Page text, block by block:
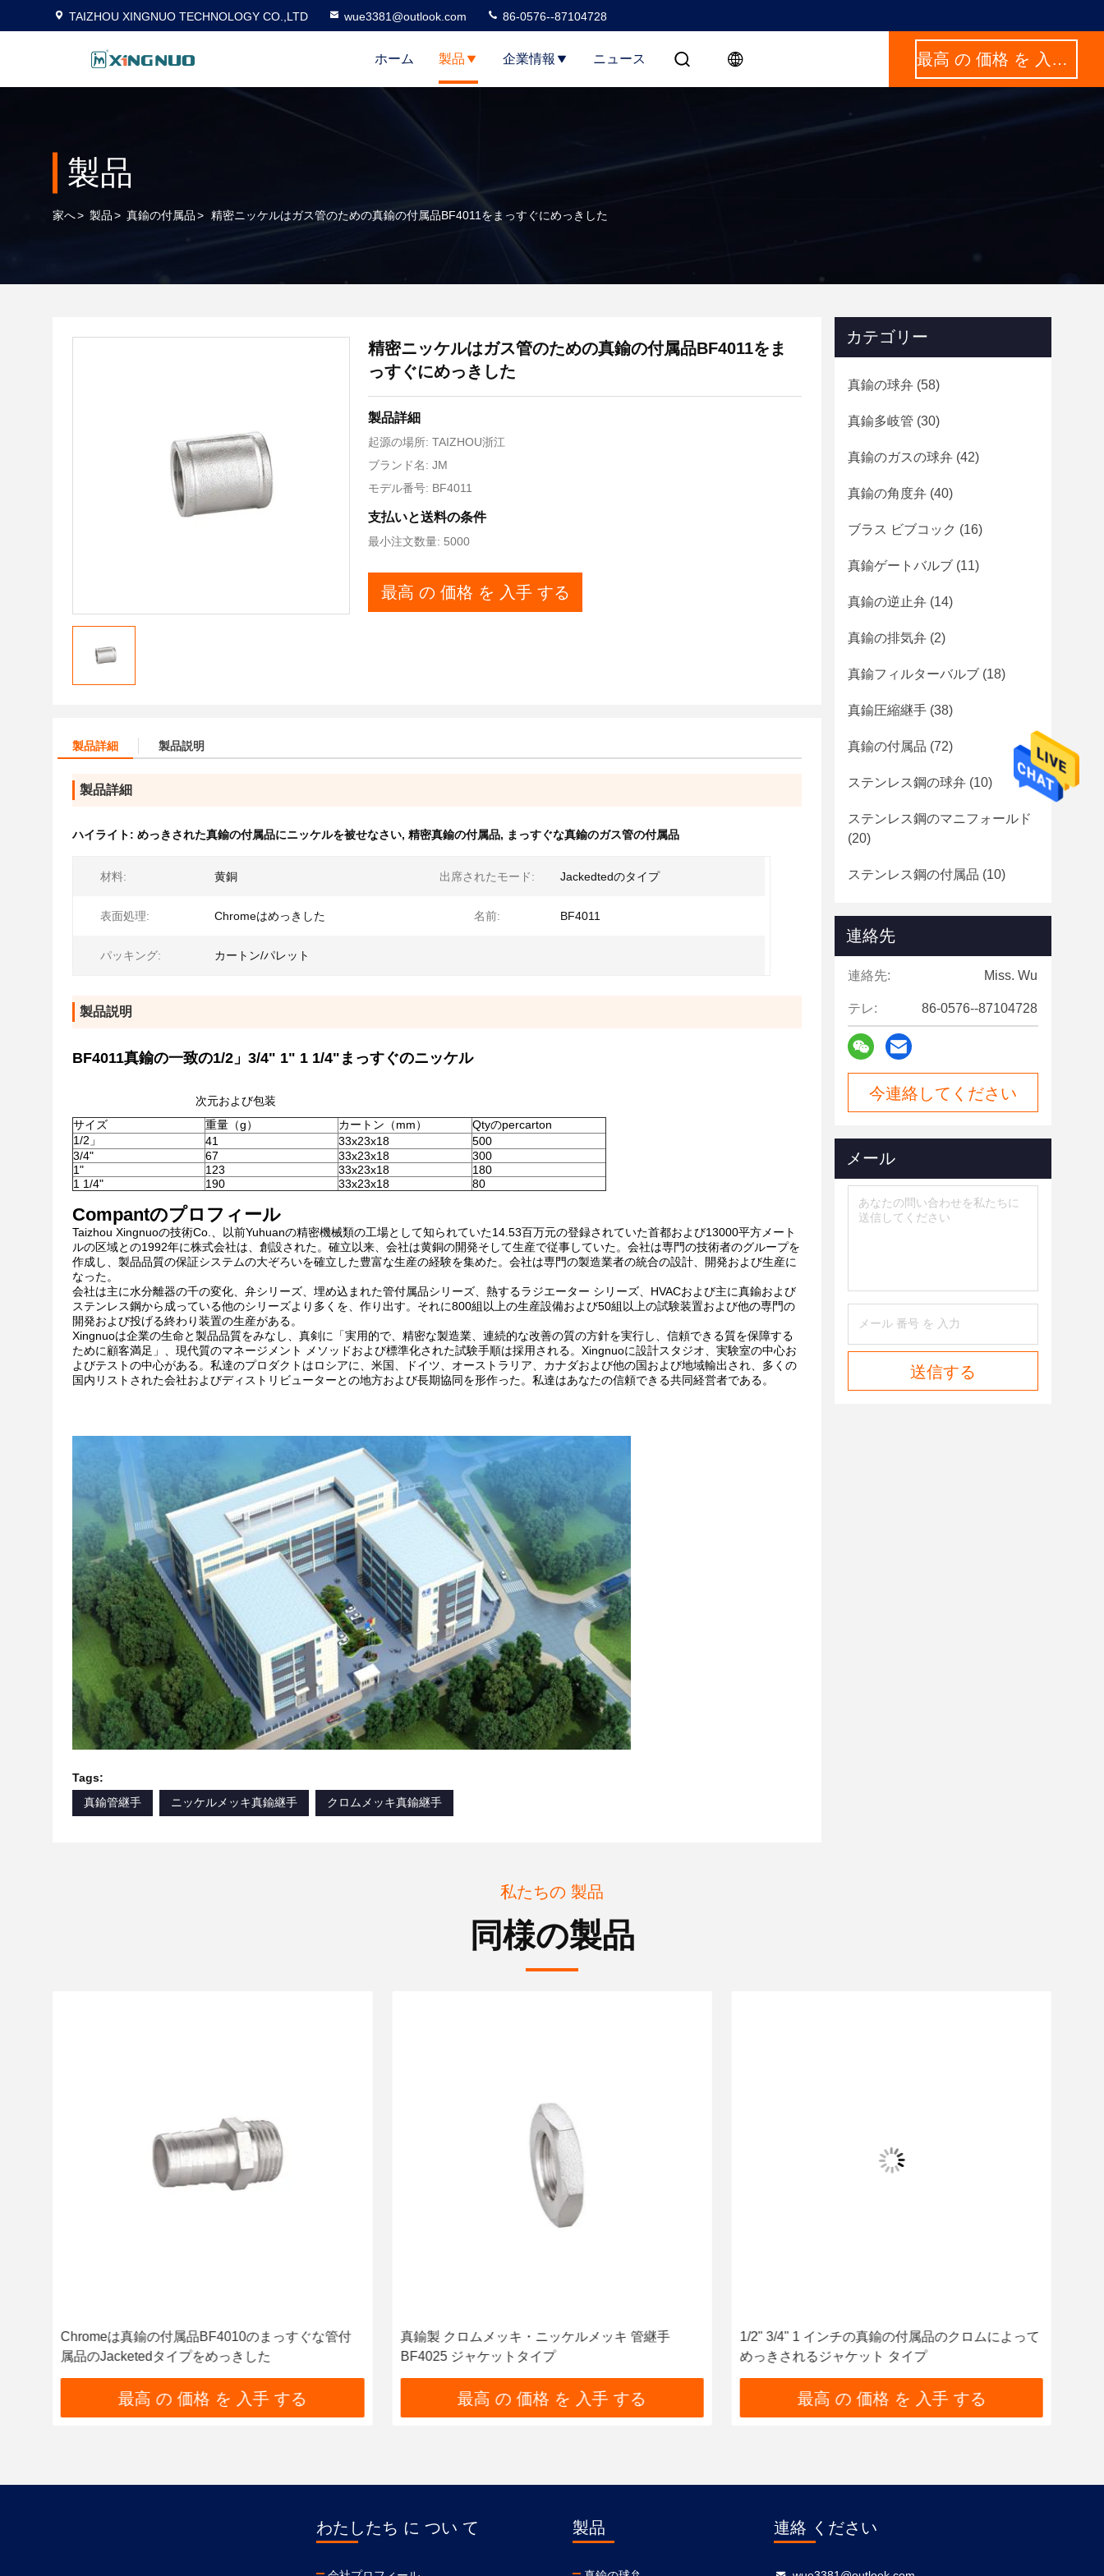
TAIZHOU XINGNUO TECHNOLOGY CO.,LTD wue3381@outlook.com 86-0576--87104728
ホーム 製品 企業情報 ニュース 最高 の 価格 を 入手 する
製品
家へ> 製品> 真鍮の付属品> 精密ニッケルはガス管のための真鍮の付属品BF4011をまっすぐにめっきした
精密ニッケルはガス管のための真鍮の付属品BF4011をま
っすぐにめっきした
製品詳細
起源の場所: TAIZHOU浙江
ブランド名: JM
モデル番号: BF4011
支払いと送料の条件
最小注文数量: 5000
最高 の 価格 を 入手 する
製品詳細 製品説明
製品詳細
ハイライト: めっきされた真鍮の付属品にニッケルを被せなさい, 精密真鍮の付属品, まっすぐな真鍮のガス管の付属品
材料: 黄銅 出席されたモード: Jackedtedのタイプ
表面処理: Chromeはめっきした 名前: BF4011
パッキング: カートン/パレット
製品説明
BF4011真鍮の一致の1/2」3/4" 1" 1 1/4"まっすぐのニッケル
次元および包装
サイズ
重量（g） カートン（mm）
Qtyのpercarton
1/2」
41 33x23x18
500
3/4"
67 33x23x18
300
1"
123 33x23x18
180
1 1/4"
190 33x23x18 80
Compantのプロフィール
Taizhou Xingnuoの技術Co.、以前Yuhuanの精密機械類の工場として知られていた14.53百万元の登録されていた首都および13000平方メート
ルの区域との1992年に株式会社は、創設された。確立以来、会社は黄銅の開発そして生産で従事していた。会社は専門の技術者のグループを
作成し、製品品質の保証システムの大ぞろいを確立した豊富な生産の経験を集めた。会社は専門の製造業者の統合の設計、開発および生産に
なった。
会社は主に水分離器の千の変化、弁シリーズ、埋め込まれた管付属品シリーズ、熱するラジエーター シリーズ、HVACおよび主に真鍮および
ステンレス鋼から成っている他のシリーズより多くを、作り出す。それに800組以上の生産設備および50組以上の試験装置および他の専門の
開発および投げる終わり装置の生産がある。
Xingnuoは企業の生命と製品品質をみなし、真剣に「実用的で、精密な製造業、連続的な改善の質の方針を実行し、信頼できる質を保障する
ために顧客満足」、現代質のマネージメント メソッドおよび標準化された試験手順は採用される。Xingnuoに設計スタジオ、実験室の中心お
よびテストの中心がある。私達のプロダクトはロシアに、米国、ドイツ、オーストラリア、カナダおよび他の国および地域輸出され、多くの
国内リストされた会社およびディストリビューターとの地方および長期協同を形作った。私達はあなたの信頼できる共同経営者である。
Tags:
真鍮管継手
ニッケルメッキ真鍮継手 クロムメッキ真鍮継手
カテゴリー
真鍮の球弁 (58)
真鍮多岐管 (30)
真鍮のガスの球弁 (42)
真鍮の角度弁 (40)
ブラス ビブコック (16)
真鍮ゲートバルブ (11)
真鍮の逆止弁 (14)
真鍮の排気弁 (2)
真鍮フィルターバルブ (18)
真鍮圧縮継手 (38)
真鍮の付属品 (72)
ステンレス鋼の球弁 (10)
ステンレス鋼のマニフォールド
(20)
ステンレス鋼の付属品 (10)
連絡先
連絡先: Miss. Wu
テレ: 86-0576--87104728
今連絡してください
メール
送信する
私たちの 製品
同様の製品
Chromeは真鍮の付属品BF4010のまっすぐな管付
属品のJacketedタイプをめっきした
最高 の 価格 を 入手 する
真鍮製 クロムメッキ・ニッケルメッキ 管継手
BF4025 ジャケットタイプ
最高 の 価格 を 入手 する
1/2" 3/4" 1 インチの真鍮の付属品のクロムによって
めっきされるジャケット タイプ
最高 の 価格 を 入手 する
わたしたち に つい て 製品 連絡 ください